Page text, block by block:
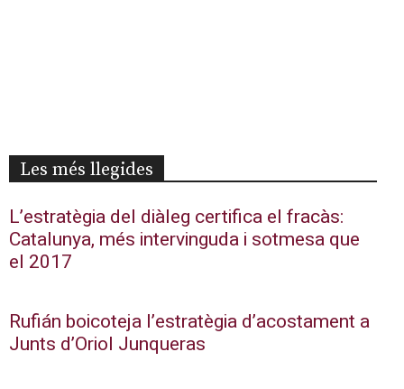
Les més llegides
L’estratègia del diàleg certifica el fracàs:
Catalunya, més intervinguda i sotmesa que
el 2017
Rufián boicoteja l’estratègia d’acostament a
Junts d’Oriol Junqueras